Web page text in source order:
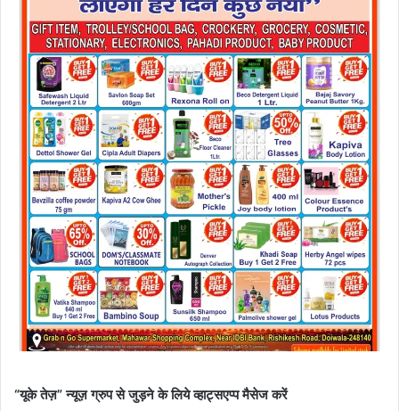
“यूके तेज़” न्यूज़ ग्रुप से जुड़ने के लिये व्हाट्सएप्प मैसेज करें